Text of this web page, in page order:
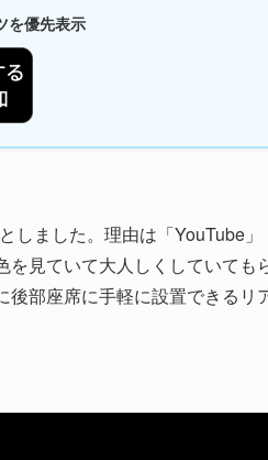
を優先表示
しました。理由は「YouTube
見ていて大人しくしていても
部座席に手軽に設置できるリ